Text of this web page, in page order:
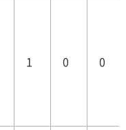
1 0 0